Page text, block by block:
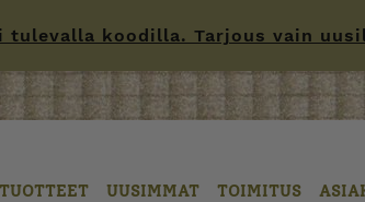
tulevalla koodilla. Tarjous vain
TUOTTEET UUSIMMAT TOIMITUS